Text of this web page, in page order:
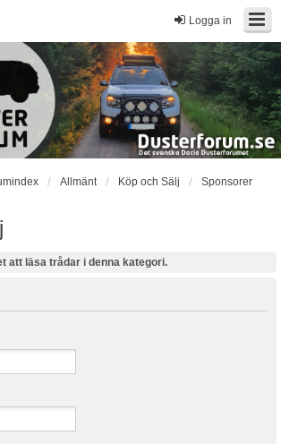
Logga in
Allmänt Köp och Sälj Sponsorer
att läsa trådar i denna kategori.